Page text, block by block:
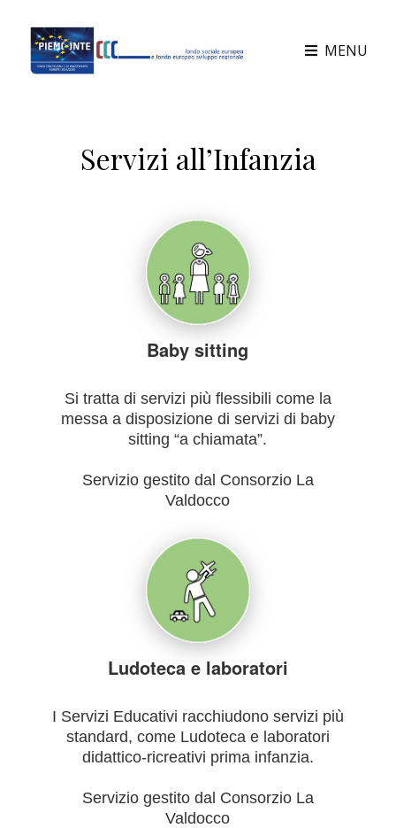
MENU
Servizi all’Infanzia
Baby sitting
Si tratta di servizi più flessibili come la
messa a disposizione di servizi di baby
sitting “a chiamata”.
Servizio gestito dal Consorzio La
Valdocco
Ludoteca e laboratori
I Servizi Educativi racchiudono servizi più
standard, come Ludoteca e laboratori
didattico-ricreativi prima infanzia.
Servizio gestito dal Consorzio La
Valdocco